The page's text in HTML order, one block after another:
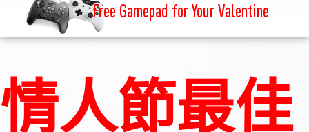
Free Gamepad for Your Valentine
情人節最佳